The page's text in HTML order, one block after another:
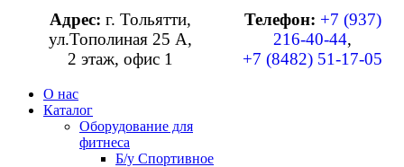
Адрес: г. Тольятти,
ул.Тополиная 25 А,
2 этаж, офис 1
Телефон: +7 (937)
216-40-44,
+7 (8482) 51-17-05
О нас
Каталог
Оборудование для
фитнеса
Б/у Спортивное